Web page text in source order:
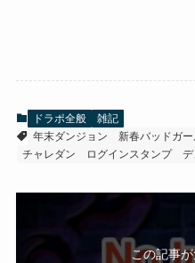
ドラポ全般
雑記
年末ダンジョン
新春バッドガ
チャレダン
ログインスタンプ デ
この記事